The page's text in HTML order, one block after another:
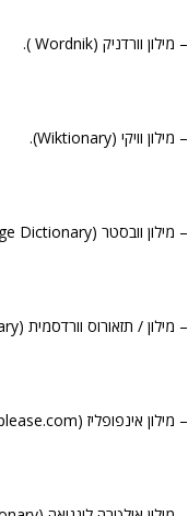
– מילון וורדניק (Wordnik ).
– מילון וויקי (Wiktionary).
– מילון וובסטר (Webster's New World College Dictionary).
– מילון / תזאורוס וורדסמית (Wordsmyth English Dictionary).
– מילון אינפופליז (Infoplease.com).